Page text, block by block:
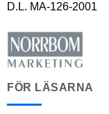
D.L. MA-126-2001
FÖR LÄSARNA